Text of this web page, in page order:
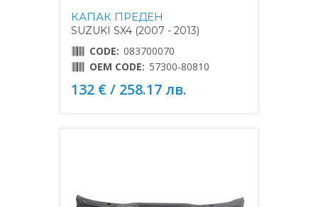
КАПАК ПРЕДЕН
SUZUKI SX4 (2007 - 2013)
CODE: 083700070
OEM CODE: 57300-80810
132 € / 258.17 лв.